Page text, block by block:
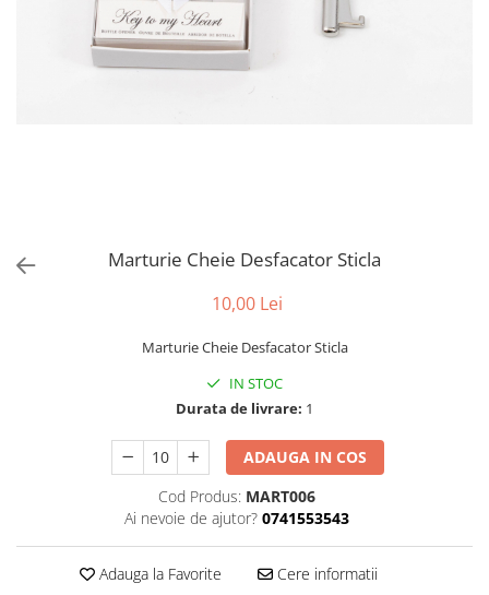
Puzzle personalizat
Rame foto personalizate
evenimente
Tavita de mot
Marturie Cheie Desfacator Sticla
10,00 Lei
Marturie Cheie Desfacator Sticla
IN STOC
Durata de livrare: 1
ADAUGA IN COS
Cod Produs: MART006
Ai nevoie de ajutor? 0741553543
Adauga la Favorite Cere informatii